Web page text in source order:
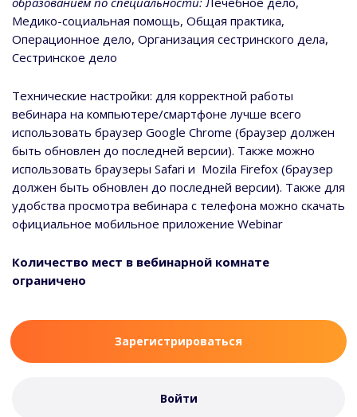
Медико-социальная помощь, Общая практика,
Операционное дело, Организация сестринского дела,
Сестринское дело
Технические настройки: для корректной работы
вебинара на компьютере/смартфоне лучше всего
использовать браузер Google Chrome (браузер должен
быть обновлен до последней версии). Также можно
использовать браузеры Safari и Mozila Firefox (браузер
должен быть обновлен до последней версии). Также для
удобства просмотра вебинара с телефона можно скачать
официальное мобильное приложение Webinar
Количество мест в вебинарной комнате
ограничено
Зарегистрироваться
Войти